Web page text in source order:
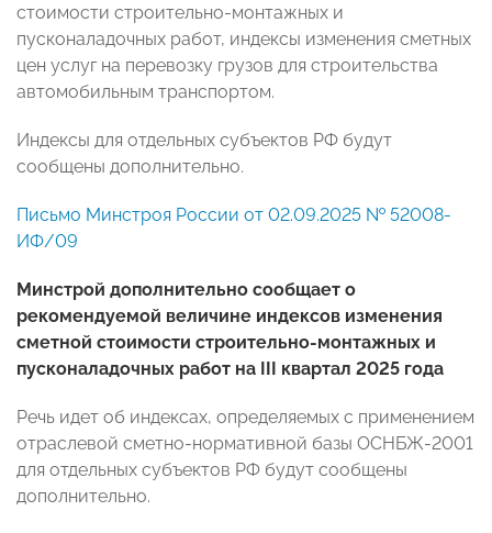
стоимости строительно-монтажных и
пусконаладочных работ, индексы изменения сметных
цен услуг на перевозку грузов для строительства
автомобильным транспортом.
Индексы для отдельных субъектов РФ будут
сообщены дополнительно.
Письмо Минстроя России от 02.09.2025 № 52008-
ИФ/09
Минстрой дополнительно сообщает о
рекомендуемой величине индексов изменения
сметной стоимости строительно-монтажных и
пусконаладочных работ на III квартал 2025 года
Речь идет об индексах, определяемых с применением
отраслевой сметно-нормативной базы ОСНБЖ-2001
для отдельных субъектов РФ будут сообщены
дополнительно.